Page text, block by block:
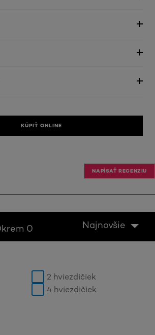
KÚPIŤ ONLINE
NAPÍSAŤ RECENZIU
0 Najnovšie
2 hviezdičiek
4 hviezdičiek